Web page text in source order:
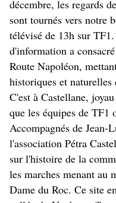
décembre, les regards
sont tournés vers notre
télévisé de 13h sur
d'information a
Route Napoléon,
historiques et
C'est à Castellane,
que les équipes de TF1
Accompagnés de Jean-
l'association Pétra
sur l'histoire de la
les marches menant au
Dame du Roc. Ce site